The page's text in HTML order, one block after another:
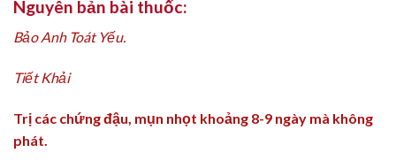
Nguyên bản bài thuốc:
Bảo Anh Toát Yếu.
Tiết Khải
Trị các chứng đậu, mụn nhọt khoảng 8-9 ngày mà không
phát.